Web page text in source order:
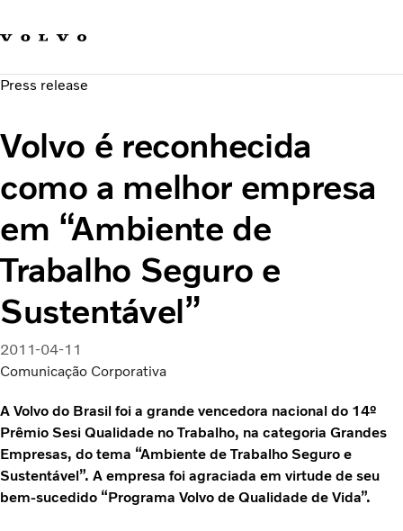
Carreira
Sustentabilidade e Segurança
Press release
Volvo é reconhecida
como a melhor empresa
em “Ambiente de
Trabalho Seguro e
Sustentável”
2011-04-11
Comunicação Corporativa
A Volvo do Brasil foi a grande vencedora nacional do 14º
Prêmio Sesi Qualidade no Trabalho, na categoria Grandes
Empresas, do tema “Ambiente de Trabalho Seguro e
Sustentável”. A empresa foi agraciada em virtude de seu
bem-sucedido “Programa Volvo de Qualidade de Vida”.